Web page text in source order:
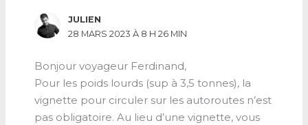
JULIEN
28 MARS 2023 À 8 H 26 MIN
Bonjour voyageur Ferdinand,
Pour les poids lourds (sup à 3,5 tonnes), la
vignette pour circuler sur les autoroutes n’est
pas obligatoire. Au lieu d’une vignette, vous